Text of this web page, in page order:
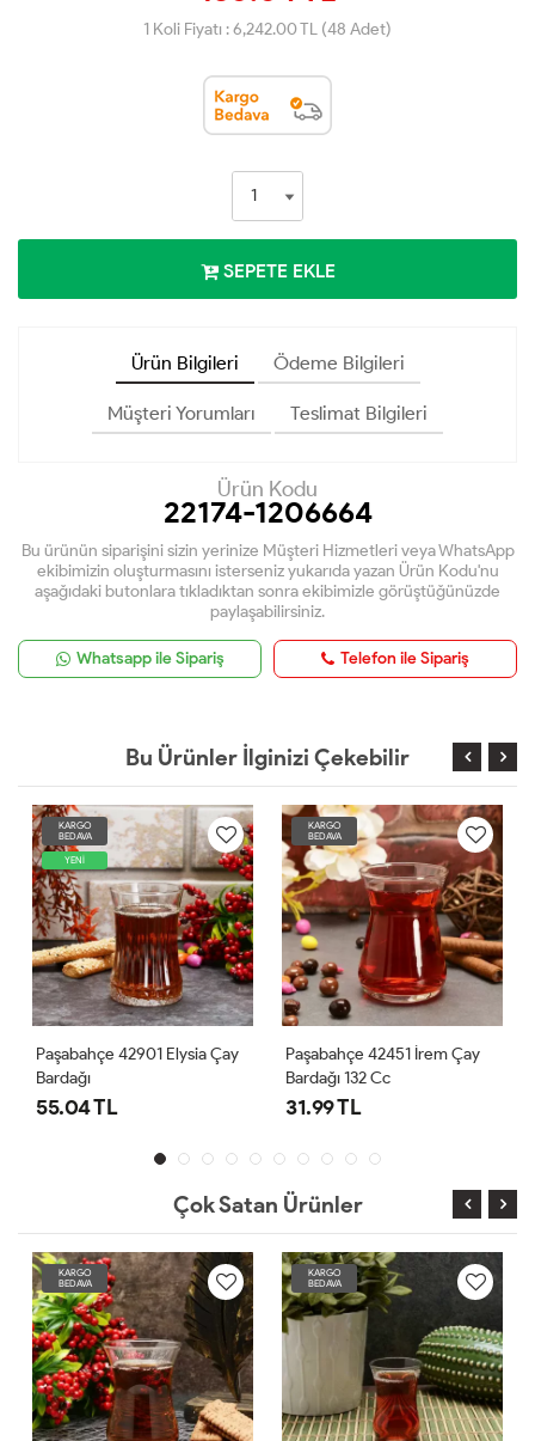
1 Koli Fiyatı :6,242.00TL (48 Adet)
SEPETE EKLE
Ürün Bilgileri Ödeme Bilgileri
Müşteri Yorumları Teslimat Bilgileri
Ürün Kodu
22174-1206664
Bu ürünün siparişini sizin yerinize Müşteri Hizmetleri veya WhatsApp
ekibimizin oluşturmasını isterseniz yukarıda yazan Ürün Kodu'nu
aşağıdaki butonlara tıkladıktan sonra ekibimizle görüştüğünüzde
paylaşabilirsiniz.
Whatsapp ile Sipariş Telefon ile Sipariş
Bu Ürünler İlginizi Çekebilir
KARGO
BEDAVA
Paşabahçe 42451 İrem Çay
Bardağı 132 Cc
31.99 TL
KARGO
BEDAVA
Paşabahçe 42361 Heybeli
Çay Bardağı
42.85 TL
Çok Satan Ürünler
KARGO
BEDAVA
KARGO
BEDAVA